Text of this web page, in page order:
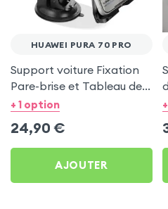
HUAWEI PURA 70 PRO
Support voiture Fixation
Pare-brise et Tableau de
bord pour Huawei Pura 70
+ 1 option
24,90 €
AJOUTER